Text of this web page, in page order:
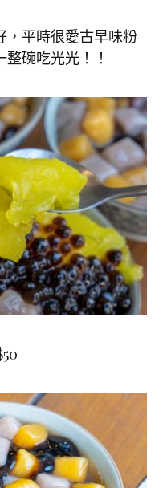
，平時很愛古早味粉
碗吃光光！！